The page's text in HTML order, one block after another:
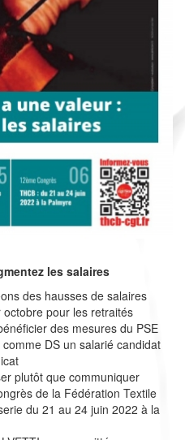
les salaires
des hausses de salaires
pour les retraités
des mesures du PSE
DS un salarié candidat
plutôt que communiquer
de la Fédération Textile
du 21 au 24 juin 2022 à la